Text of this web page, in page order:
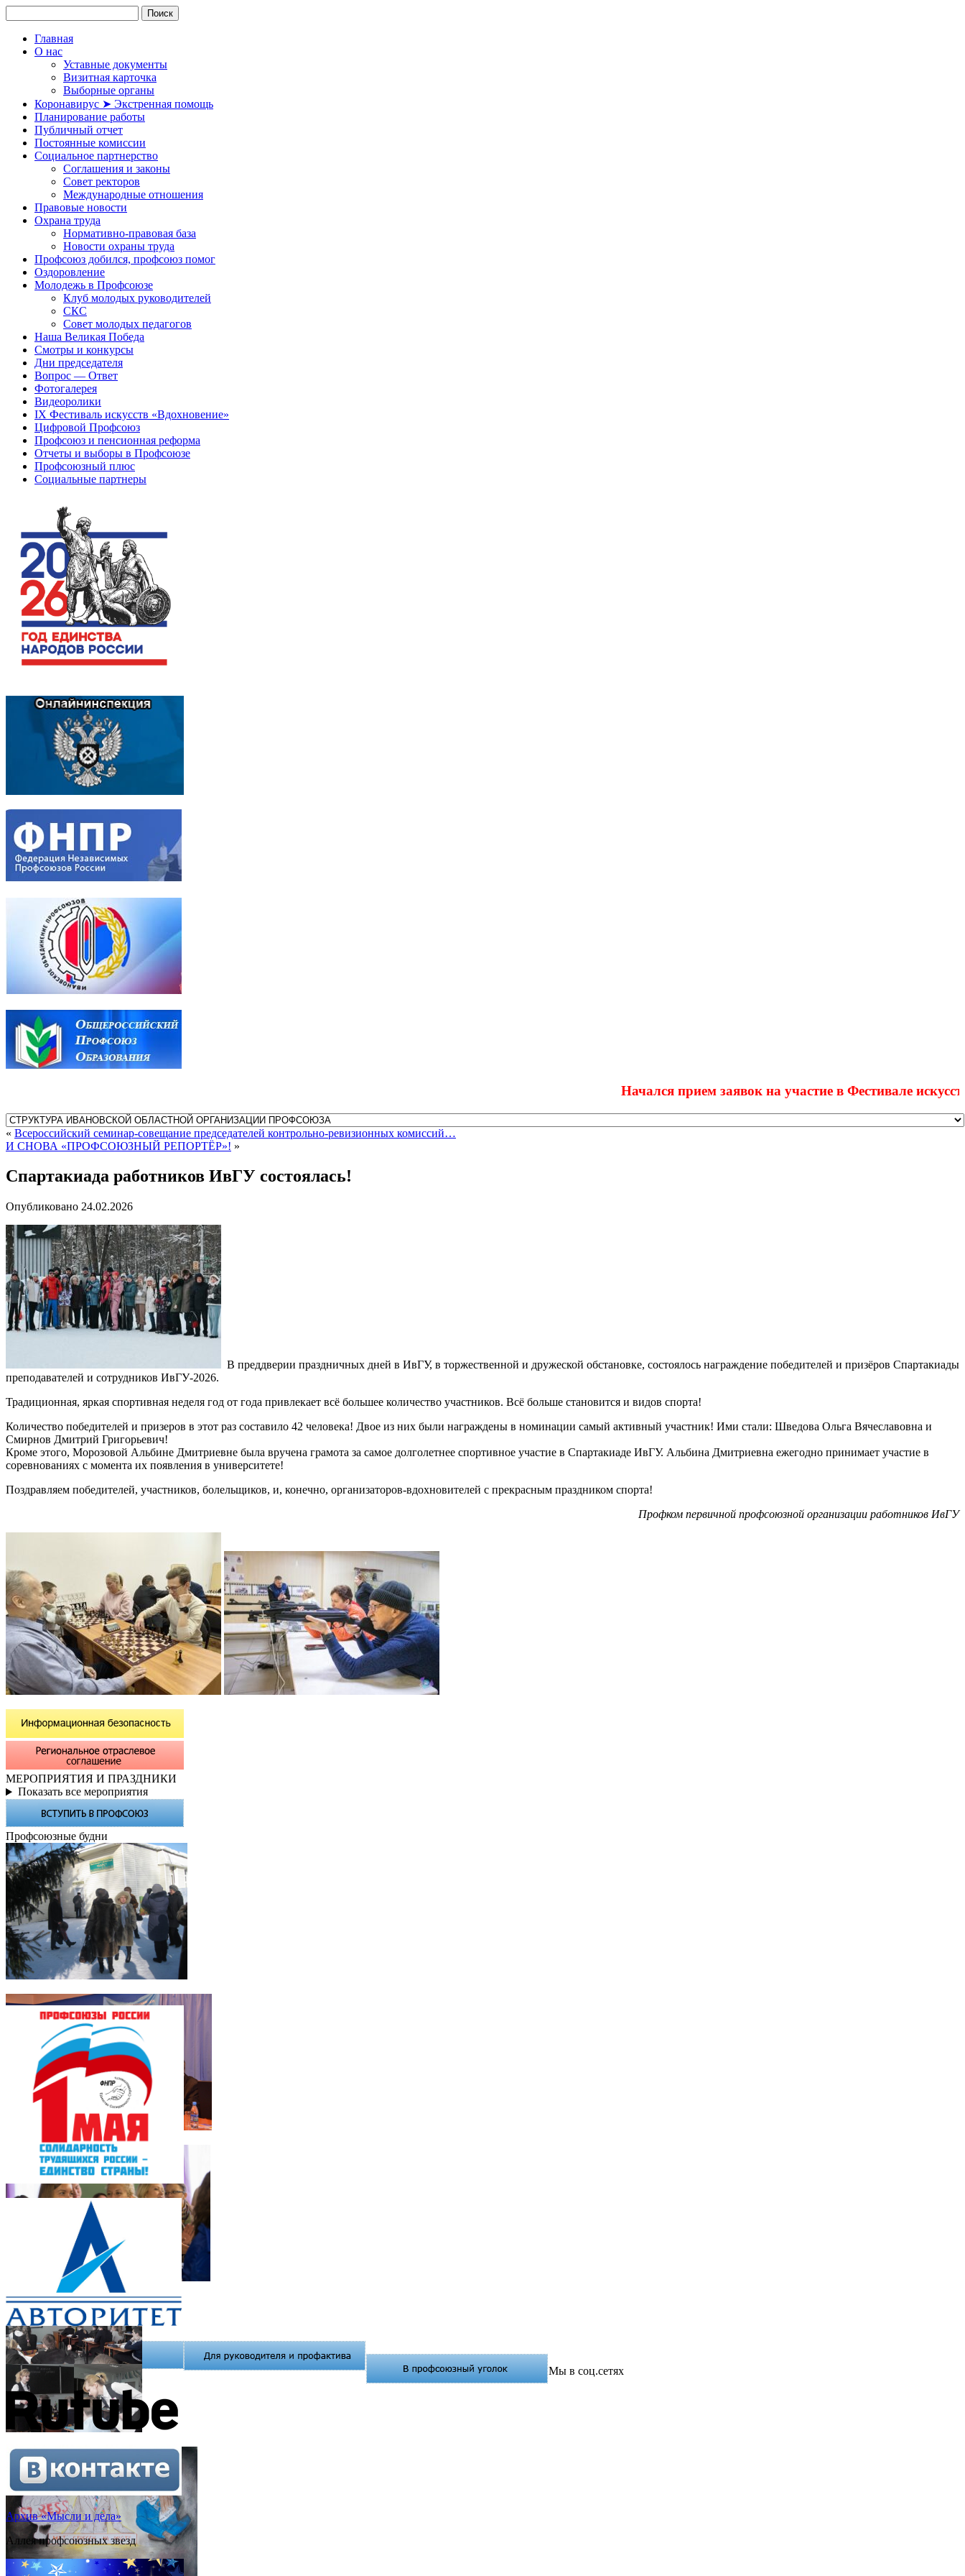
Главная
О нас
Уставные документы
Визитная карточка
Выборные органы
Коронавирус ➤ Экстренная помощь
Планирование работы
Публичный отчет
Постоянные комиссии
Социальное партнерство
Соглашения и законы
Совет ректоров
Международные отношения
Правовые новости
Охрана труда
Нормативно-правовая база
Новости охраны труда
Профсоюз добился, профсоюз помог
Оздоровление
Молодежь в Профсоюзе
Клуб молодых руководителей
СКС
Совет молодых педагогов
Наша Великая Победа
Смотры и конкурсы
Дни председателя
Вопрос — Ответ
Фотогалерея
Видеоролики
IX Фестиваль искусств «Вдохновение»
Цифровой Профсоюз
Профсоюз и пенсионная реформа
Отчеты и выборы в Профсоюзе
Профсоюзный плюс
Социальные партнеры
Начался прием заявок на участие в Фестивале искусств
« Всероссийский семинар-совещание председателей контрольно-ревизионных комиссий…
И СНОВА «ПРОФСОЮЗНЫЙ РЕПОРТЁР»! »
Спартакиада работников ИвГУ состоялась!
Опубликовано 24.02.2026
В преддверии праздничных дней в ИвГУ, в торжественной и дружеской обстановке, состоялось награждение победителей и призёров Спартакиады
преподавателей и сотрудников ИвГУ-2026.
Традиционная, яркая спортивная неделя год от года привлекает всё большее количество участников. Всё больше становится и видов спорта!
Количество победителей и призеров в этот раз составило 42 человека! Двое из них были награждены в номинации самый активный участник! Ими стали: Шведова Ольга Вячеславовна и
Смирнов Дмитрий Григорьевич!
Кроме этого, Морозовой Альбине Дмитриевне была вручена грамота за самое долголетнее спортивное участие в Спартакиаде ИвГУ. Альбина Дмитриевна ежегодно принимает участие в
соревнованиях с момента их появления в университете!
Поздравляем победителей, участников, болельщиков, и, конечно, организаторов-вдохновителей с прекрасным праздником спорта!
Профком первичной профсоюзной организации работников ИвГУ
МЕРОПРИЯТИЯ И ПРАЗДНИКИ
Показать все мероприятия
Профсоюзные будни
Мы в соц.сетях
Архив «Мысли и дела»
Аллея профсоюзных звезд